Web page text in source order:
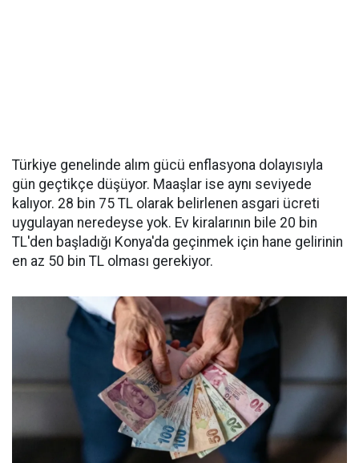
Türkiye genelinde alım gücü enflasyona dolayısıyla
gün geçtikçe düşüyor. Maaşlar ise aynı seviyede
kalıyor. 28 bin 75 TL olarak belirlenen asgari ücreti
uygulayan neredeyse yok. Ev kiralarının bile 20 bin
TL'den başladığı Konya'da geçinmek için hane gelirinin
en az 50 bin TL olması gerekiyor.